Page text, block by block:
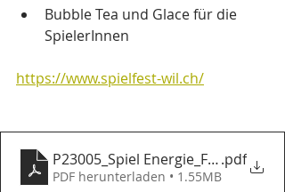
Bubble Tea und Glace für die
SpielerInnen
https://www.spielfest-wil.ch/
P23005_Spiel .pdf
PDF herunterladen • 1.55MB